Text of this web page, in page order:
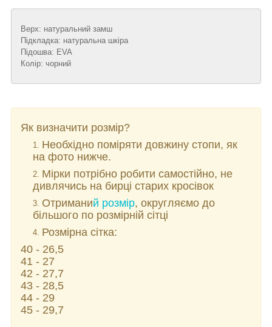
Верх: натуральний замш
Підкладка: натуральна шкіра
Підошва: EVA
Колір: чорний
Як визначити розмір?
Необхідно поміряти довжину стопи, як
на фото нижче.
Мірки потрібно робити самостійно, не
дивлячись на бирці старих кросівок
Отриманий розмір, округляємо до
більшого по розмірній сітці
Розмірна сітка:
40 - 26,5
41 - 27
42 - 27,7
43 - 28,5
44 - 29
45 - 29,7